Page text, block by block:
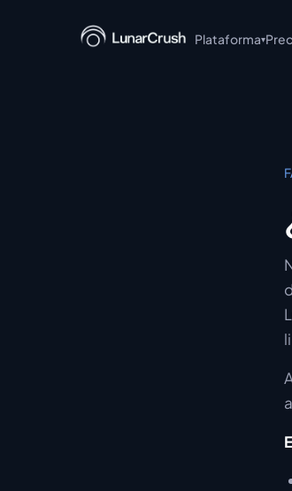
Plataforma▾
LunarCrush